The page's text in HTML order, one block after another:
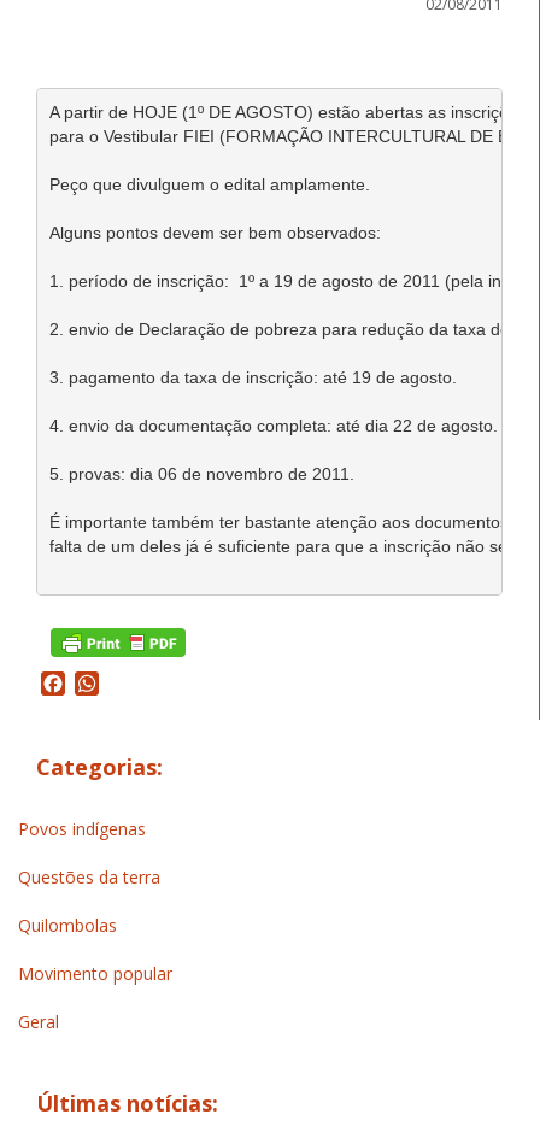
A partir de HOJE (1º DE AGOSTO) estão abertas as
para o Vestibular FIEI (FORMAÇÃO INTERCULTURAL DE
Peço que divulguem o edital amplamente.
Alguns pontos devem ser bem observados:
1. período de inscrição:  1º a 19 de agosto de 2011 (pela
2. envio de Declaração de pobreza para redução da taxa de
3. pagamento da taxa de inscrição: até 19 de agosto.
4. envio da documentação completa: até dia 22 de agosto.
5. provas: dia 06 de novembro de 2011.
É importante também ter bastante atenção aos documentos
falta de um deles já é suficiente para que a inscrição não seja
Facebook
Categorias:
Povos indígenas
Questões da terra
Quilombolas
Movimento popular
Geral
Últimas notícias: